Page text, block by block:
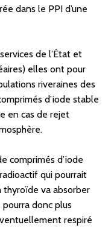
dans le PPI d’une
de l’État et
elles ont pour
riveraines des
d’iode stable
en cas de rejet
comprimés d’iode
qui pourrait
thyroïde va absorber
pourra donc plus
respiré